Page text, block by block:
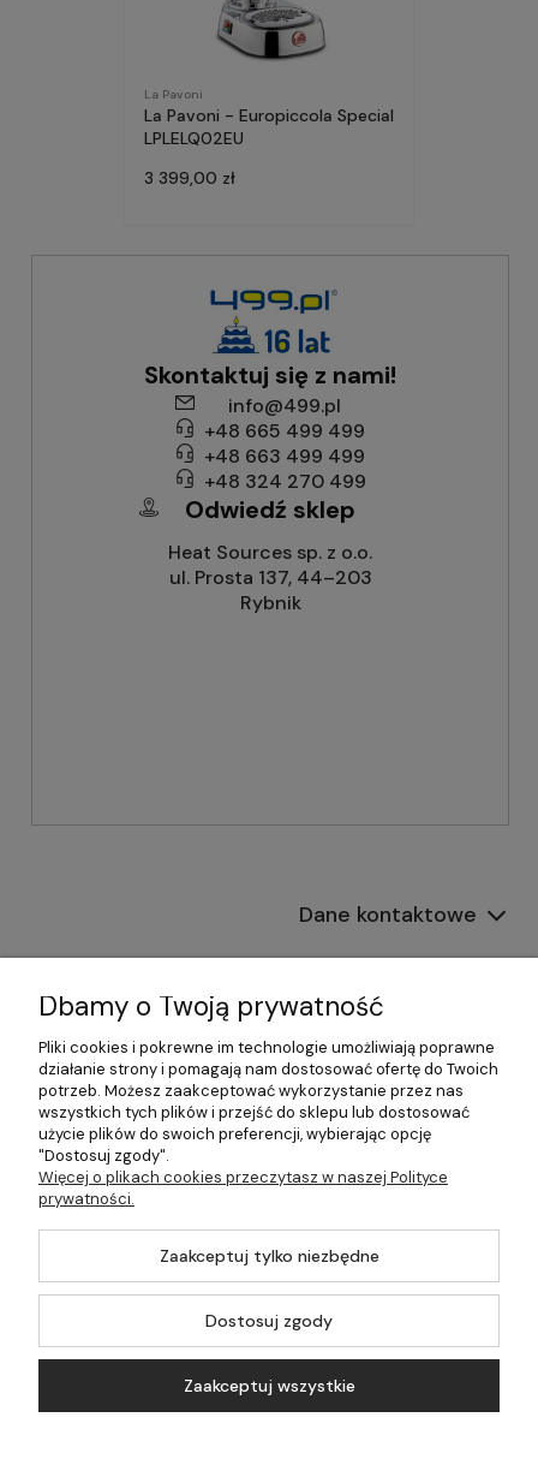
La Pavoni
La Pavoni - Europiccola Special
LPLELQ02EU
3 399,00 zł
Skontaktuj się z nami!
info@499.pl
+48 665 499 499
+48 663 499 499
+48 324 270 499
Odwiedź sklep
Heat Sources sp. z o.o.
ul. Prosta 137, 44–203
Rybnik
Dane kontaktowe
Informacje
Płatności i dostawa
Pomoc
Moje konto
©2026 Wszelkie Prawa Zastrzeżone | 499.pl - najlepszy sklep z
Dbamy o Twoją prywatność
Pliki cookies i pokrewne im technologie umożliwiają poprawne
działanie strony i pomagają nam dostosować ofertę do Twoich
potrzeb. Możesz zaakceptować wykorzystanie przez nas
wszystkich tych plików i przejść do sklepu lub dostosować
użycie plików do swoich preferencji, wybierając opcję
"Dostosuj zgody".
Więcej o plikach cookies przeczytasz w naszej Polityce
prywatności.
Zaakceptuj tylko niezbędne
Dostosuj zgody
Zaakceptuj wszystkie